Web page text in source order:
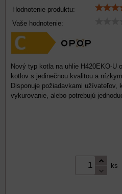
Hodnotenie produktu:
Vaše hodnotenie:
Nový typ kotla na uhlie H420EKO-U
kotlov s jedinečnou kvalitou a
Disponuje požiadavkami užívateľov,
vykurovanie, alebo potrebujú
ks